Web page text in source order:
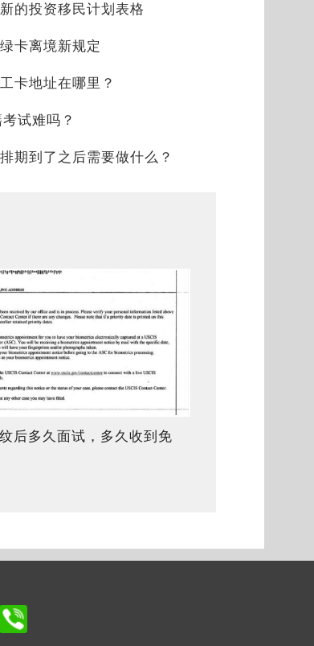
的投资移民计划表格
卡离境新规定
卡地址在哪里？
试难吗？
期到了之后需要做什么？
后多久面试，多久收到免